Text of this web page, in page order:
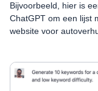
Bijvoorbeeld, hier is
ChatGPT om een lijst
website voor